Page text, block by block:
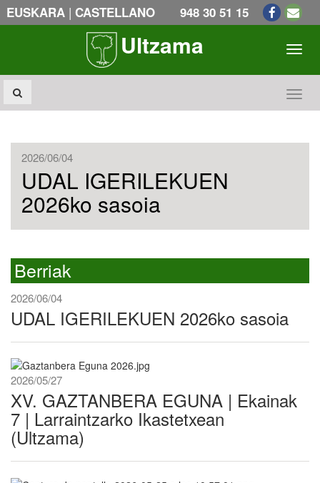
EUSKARA | CASTELLANO 948 30 51 15
Ultzama
2026/06/04
UDAL IGERILEKUEN
2026ko sasoia
Berriak
2026/06/04
UDAL IGERILEKUEN 2026ko sasoia
2026/05/27
XV. GAZTANBERA EGUNA | Ekainak
7 | Larraintzarko Ikastetxean
(Ultzama)